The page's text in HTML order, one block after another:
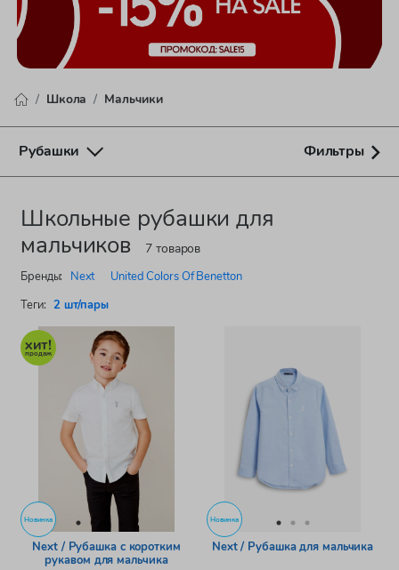
Школа Мальчики
Рубашки Фильтры
Школьные рубашки для
мальчиков
7 товаров
Бренды: Next
United Colors Of Benetton
Теги: 2 шт/пары
Новинка
Next / Рубашка с коротким
рукавом для мальчика
Новинка
Next / Рубашка для мальчика